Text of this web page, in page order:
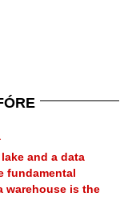
and a data
fundamental
warehouse is the